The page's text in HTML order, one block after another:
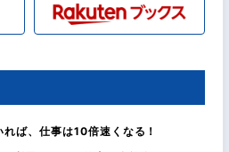
ば、仕事は10倍速くなる！